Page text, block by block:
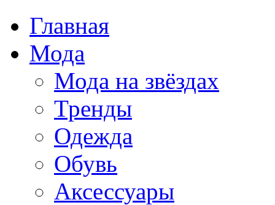
Главная
Мода
Мода на звёздах
Тренды
Одежда
Обувь
Аксессуары